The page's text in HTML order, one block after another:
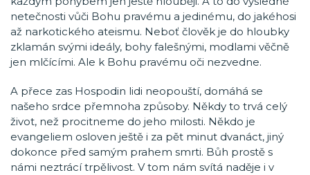
netečnosti vůči Bohu pravému a jedinému, do jakéhosi
až narkotického ateismu. Neboť člověk je do hloubky
zklamán svými ideály, bohy falešnými, modlami věčně
jen mlčícími. Ale k Bohu pravému oči nezvedne.
A přece zas Hospodin lidi neopouští, domáhá se
našeho srdce přemnoha způsoby. Někdy to trvá celý
život, než procitneme do jeho milosti. Někdo je
evangeliem osloven ještě i za pět minut dvanáct, jiný
dokonce před samým prahem smrti. Bůh prostě s
námi neztrácí trpělivost. V tom nám svítá naděje i v